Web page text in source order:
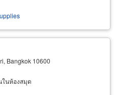
Bangkok 10600
ในห้องสมุด